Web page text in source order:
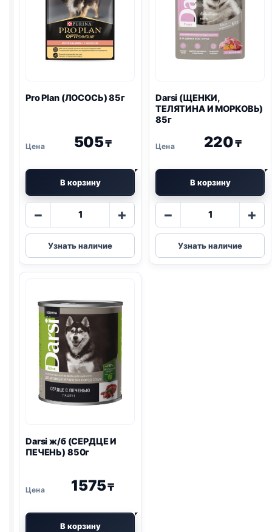
Pro Plan (ЛОСОСЬ) 85г
505₸
В корзину
−
Количество
Pro
Plan
(ЛОСОСЬ)
+
Узнать наличие
Darsi (ЩЕНКИ,
ТЕЛЯТИНА И МОРКОВЬ)
85г
220₸
В корзину
−
Количество
Darsi
(ЩЕНКИ,
ТЕЛЯТИНА
+
Узнать наличие
Darsi ж/б (СЕРДЦЕ И
ПЕЧЕНЬ) 850г
1575₸
В корзину